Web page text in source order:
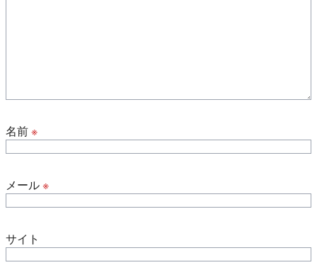
名前※
メール※
サイト